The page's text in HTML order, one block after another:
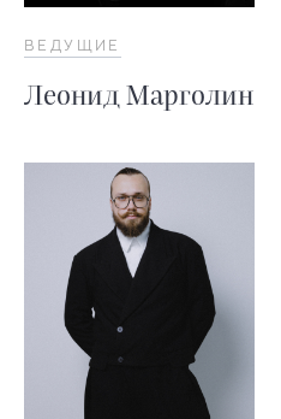
ВЕДУЩИЕ
Леонид Марголин